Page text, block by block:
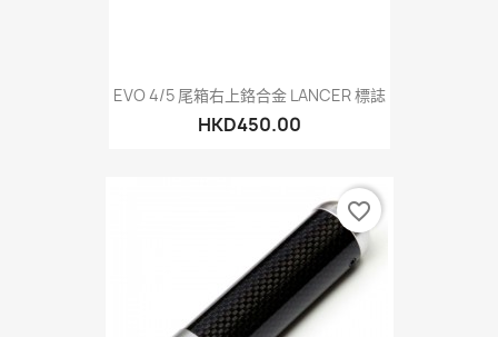
EVO 4/5 尾箱右上鉻合金 LANCER 標誌
HKD450.00
favorite_border